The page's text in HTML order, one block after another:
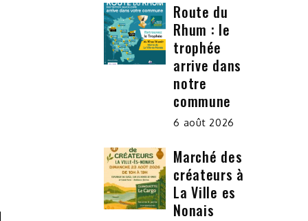
Route du
Rhum : le
trophée
arrive dans
notre
commune
6 août 2026
Marché des
créateurs à
La Ville es
Nonais